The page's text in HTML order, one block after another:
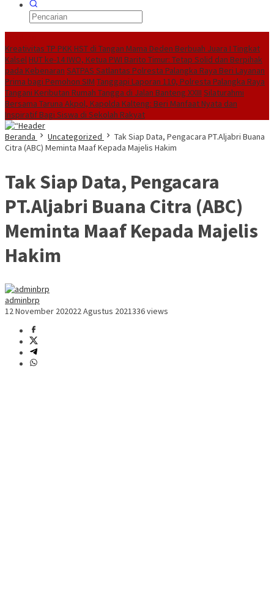
Kreativitas TP PKK HST di Tangan Mama Deden Berbuah Juara I Tingkat
KalselHUT ke-14 IWO, Ketua PWI Barito Timur: Tetap Solid dan Berpihak
pada Kebenaran SATPAS Satlantas Polresta Palangka Raya Beri Layanan
Prima bagi Pemohon SIM Tanggapi Laporan 110, Polresta Palangka Raya
Tangani Keributan Rumah Tangga di Jalan Banteng XXIII Silaturahmi
Bersama Taruna Akpol, Kapolda Kalteng: Beri Manfaat Nyata dan
Inspiratif Bagi Siswa di Sekolah Rakyat
Beranda
Uncategorized
Tak Siap Data, Pengacara PT.Aljabri Buana
Citra (ABC) Meminta Maaf Kepada Majelis Hakim
Tak Siap Data, Pengacara
PT.Aljabri Buana Citra (ABC)
Meminta Maaf Kepada Majelis
Hakim
adminbrp
12 November 202022 Agustus 2021336 views